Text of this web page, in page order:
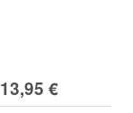
13,95 €